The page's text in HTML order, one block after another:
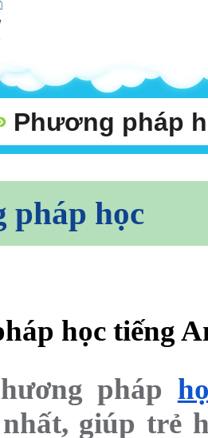
Phương pháp
pháp học
học tiếng
pháp
giúp trẻ